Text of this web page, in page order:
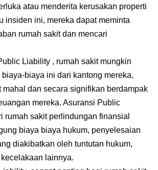
atau menderita kerusakan properti
insiden ini, mereka dapat meminta
rumah sakit dan mencari
Liability , rumah sakit mungkin
biaya-biaya ini dari kantong mereka,
mahal dan secara signifikan berdampak
mereka. Asuransi Public
rumah sakit perlindungan finansial
biaya biaya hukum, penyelesaian
diakibatkan oleh tuntutan hukum,
lainnya.